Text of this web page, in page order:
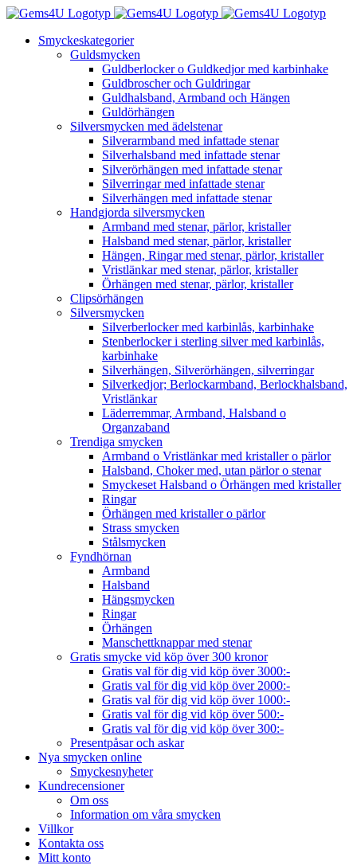
Fortsätt
innehålletSmyckeskategorier
Guldsmycken
Guldberlocker o Guldkedjor med karbinhake
Guldbroscher och Guldringar
Guldhalsband, Armband och Hängen
Guldörhängen
Silversmycken med ädelstenar
Silverarmband med infattade stenar
Silverhalsband med infattade stenar
Silverörhängen med infattade stenar
Silverringar med infattade stenar
Silverhängen med infattade stenar
Handgjorda silversmycken
Armband med stenar, pärlor, kristaller
Halsband med stenar, pärlor, kristaller
Hängen, Ringar med stenar, pärlor, kristaller
Vristlänkar med stenar, pärlor, kristaller
Örhängen med stenar, pärlor, kristaller
Clipsörhängen
Silversmycken
Silverberlocker med karbinlås, karbinhake
Stenberlocker i sterling silver med karbinlås,
karbinhake
Silverhängen, Silverörhängen, silverringar
Silverkedjor; Berlockarmband, Berlockhalsband,
Vristlänkar
Läderremmar, Armband, Halsband o
Organzaband
Trendiga smycken
Armband o Vristlänkar med kristaller o pärlor
Halsband, Choker med, utan pärlor o stenar
Smyckeset Halsband o Örhängen med kristaller
Ringar
Örhängen med kristaller o pärlor
Strass smycken
Stålsmycken
Fyndhörnan
Armband
Halsband
Hängsmycken
Ringar
Örhängen
Manschettknappar med stenar
Gratis smycke vid köp över 300 kronor
Gratis val för dig vid köp över 3000:-
Gratis val för dig vid köp över 2000:-
Gratis val för dig vid köp över 1000:-
Gratis val för dig vid köp över 500:-
Gratis val för dig vid köp över 300:-
Presentpåsar och askar
Nya smycken online
Smyckesnyheter
Kundrecensioner
Om oss
Information om våra smycken
Villkor
Kontakta oss
Mitt konto